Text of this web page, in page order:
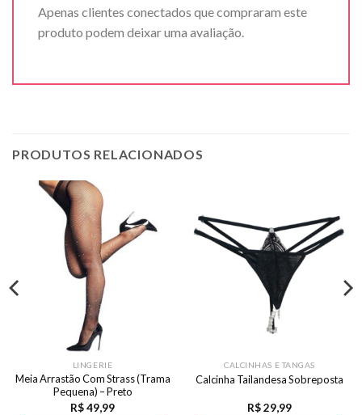
Apenas clientes conectados que compraram este
produto podem deixar uma avaliação.
PRODUTOS RELACIONADOS
LINGERIE
Meia Arrastão Com Strass (Trama
Pequena) – Preto
R$49,99
CALCINHAS E TANGAS
Calcinha Tailandesa Sobreposta
R$29,99